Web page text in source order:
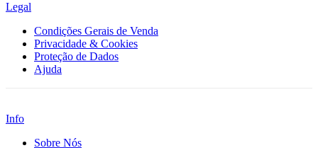
Legal
Condições Gerais de Venda
Privacidade & Cookies
Proteção de Dados
Ajuda
Info
Sobre Nós